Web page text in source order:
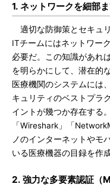
1. ネットワークを細部
適切な防御策とセキュ
ITチームにはネットワー
必要だ。この知識があれ
を明らかにして、潜在的
医療機関のシステムには
キュリティのベストプラ
イントが幾つか存在する
「Wireshark」「
ノのインターネットやモ
いる医療機器の目録を作
2. 強力な多要素認証（